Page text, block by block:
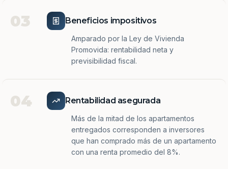
03 Beneficios impositivos
Amparado por la Ley de Vivienda
Promovida: rentabilidad neta y
previsibilidad fiscal.
04 Rentabilidad asegurada
Más de la mitad de los apartamentos
entregados corresponden a inversores
que han comprado más de un apartamento
con una renta promedio del 8%.